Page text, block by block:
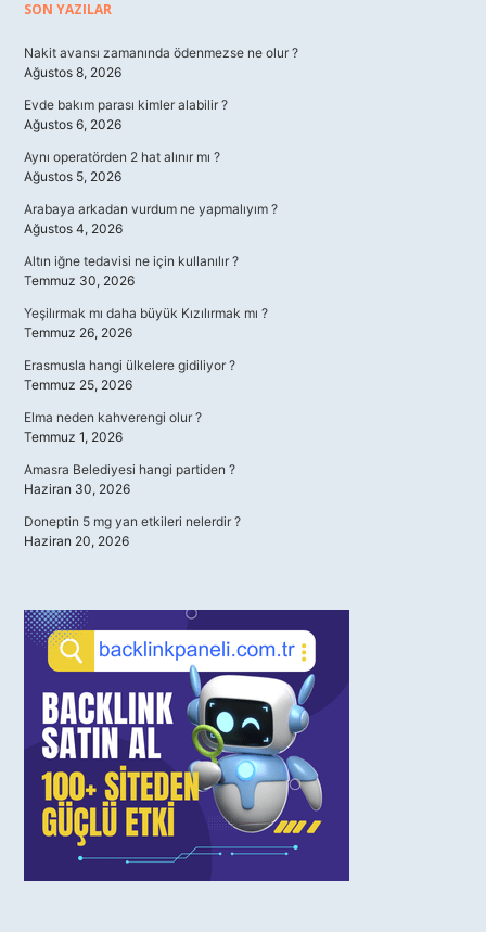
Sidebar
SON YAZILAR
Nakit avansı zamanında ödenmezse ne olur ?
Ağustos 8, 2026
Evde bakım parası kimler alabilir ?
Ağustos 6, 2026
Aynı operatörden 2 hat alınır mı ?
Ağustos 5, 2026
Arabaya arkadan vurdum ne yapmalıyım ?
Ağustos 4, 2026
Altın iğne tedavisi ne için kullanılır ?
Temmuz 30, 2026
Yeşilırmak mı daha büyük Kızılırmak mı ?
Temmuz 26, 2026
Erasmusla hangi ülkelere gidiliyor ?
Temmuz 25, 2026
Elma neden kahverengi olur ?
Temmuz 1, 2026
Amasra Belediyesi hangi partiden ?
Haziran 30, 2026
Doneptin 5 mg yan etkileri nelerdir ?
Haziran 20, 2026